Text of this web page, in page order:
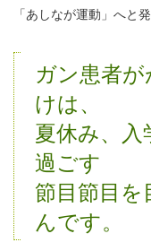
「あしなが運動」へと
ガン患者
けは、
夏休み、入
過ごす
節目節目
んです。